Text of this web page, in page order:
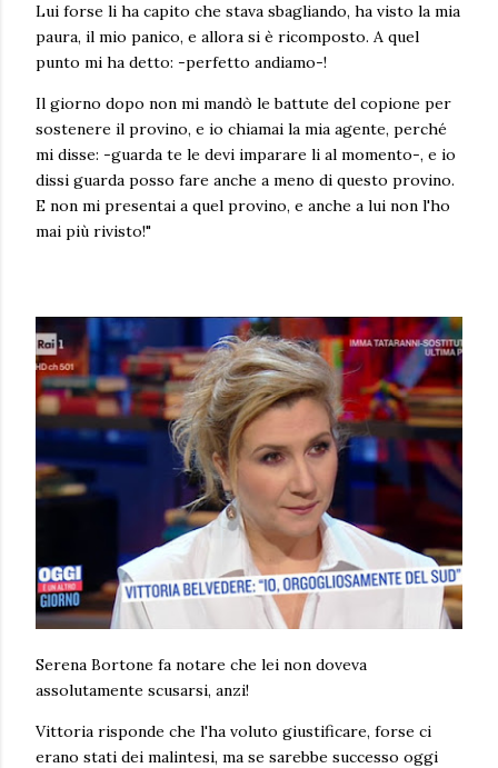
Lui forse li ha capito che stava sbagliando, ha visto la mia
paura, il mio panico, e allora si è ricomposto. A quel
punto mi ha detto: -perfetto andiamo-!
Il giorno dopo non mi mandò le battute del copione per
sostenere il provino, e io chiamai la mia agente, perché
mi disse: -guarda te le devi imparare li al momento-, e io
dissi guarda posso fare anche a meno di questo provino.
E non mi presentai a quel provino, e anche a lui non l'ho
mai più rivisto!"
Serena Bortone fa notare che lei non doveva
assolutamente scusarsi, anzi!
Vittoria risponde che l'ha voluto giustificare, forse ci
erano stati dei malintesi, ma se sarebbe successo oggi